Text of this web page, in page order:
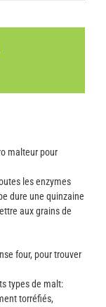
malteur pour
les enzymes
dure une quinzaine
aux grains de
four, pour trouver
types de malt:
torréfiés,